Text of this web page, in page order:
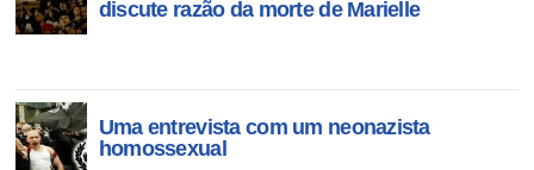
discute razão da morte de Marielle
Uma entrevista com um neonazista
homossexual